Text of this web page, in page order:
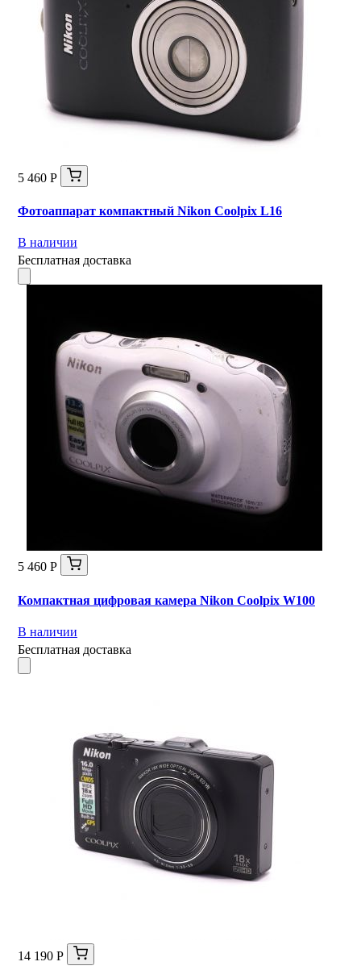
5 460 Р
Фотоаппарат компактный Nikon Coolpix L16
В наличии
Бесплатная доставка
5 460 Р
Компактная цифровая камера Nikon Coolpix W100
В наличии
Бесплатная доставка
14 190 Р